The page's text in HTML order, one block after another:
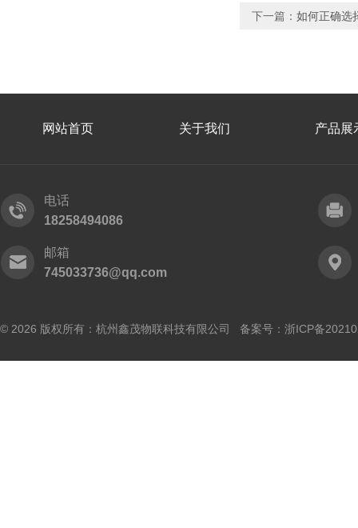
下一篇： 如何正确选
网站首页 关于我们 产品展
电话
18258494086
邮箱
745033736@qq.com
© 2026 版权所有：杭州鑫茂物联科技有限公司 备案号： 浙ICP备